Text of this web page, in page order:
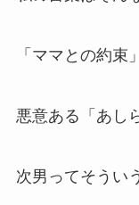
「ママとの約束
悪意ある「あし
次男ってそうい